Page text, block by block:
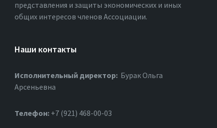
представления и защиты экономических и иных
общих интересов членов Ассоциации.
Наши контакты
Исполнительный директор: Бурак Ольга
Арсеньевна
Телефон: +7 (921) 468-00-03